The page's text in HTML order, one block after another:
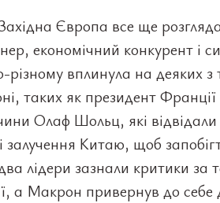
Європа все ще
економічний конкурент і
різному вплинула на деяких
таких як президент
Олаф Шольц, які
залучення Китаю, щоб
лідери зазнали критики за
а Макрон привернув до себе